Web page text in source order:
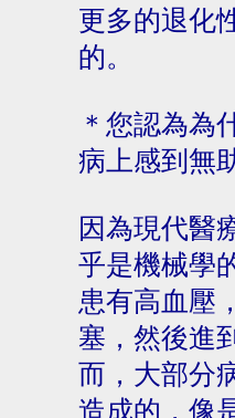
更多的退化
的。
＊您認為為
病上感到無
因為現代醫
乎是機械學
患有高血壓
塞，然後進
而，大部分
造成的，像